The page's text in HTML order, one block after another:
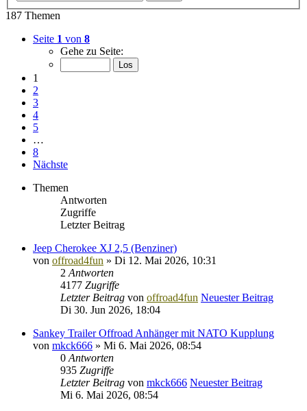
187 Themen
Seite 1 von 8
Gehe zu Seite:
1
2
3
4
5
…
8
Nächste
Themen
Antworten
Zugriffe
Letzter Beitrag
Jeep Cherokee XJ 2,5 (Benziner)
von offroad4fun » Di 12. Mai 2026, 10:31
2 Antworten
4177 Zugriffe
Letzter Beitrag von offroad4fun Neuester Beitrag
Di 30. Jun 2026, 18:04
Sankey Trailer Offroad Anhänger mit NATO Kupplung
von mkck666 » Mi 6. Mai 2026, 08:54
0 Antworten
935 Zugriffe
Letzter Beitrag von mkck666 Neuester Beitrag
Mi 6. Mai 2026, 08:54